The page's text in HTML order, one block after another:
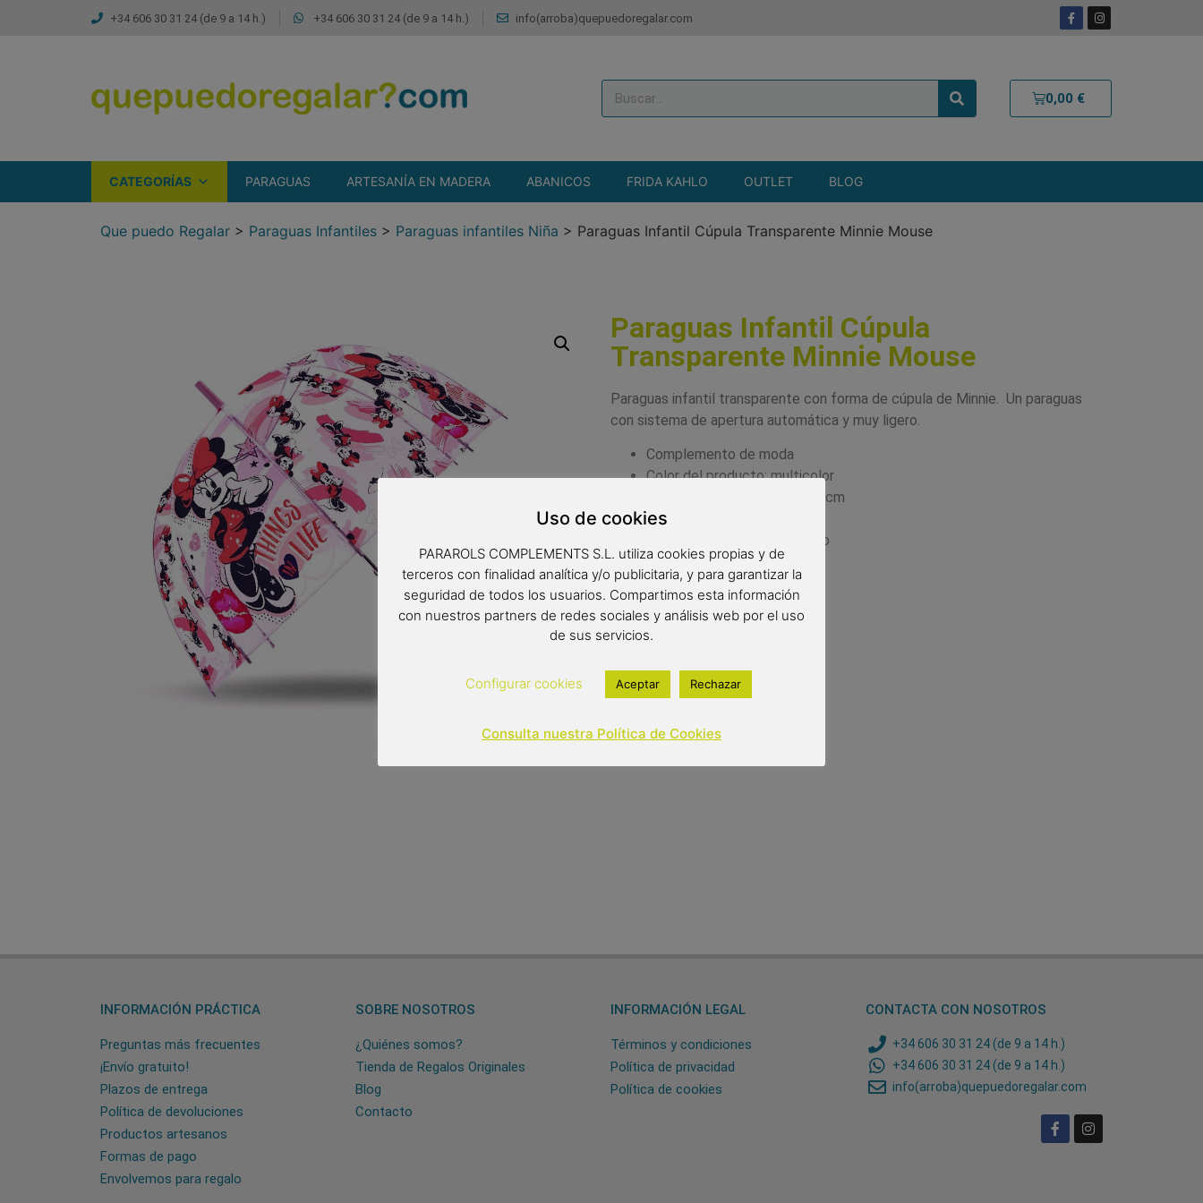
+34 606 30 31 24 (de 9 a 14 h.) +34 606 30 31 24 (de 9 a 14 h.) info(arroba)quepuedoregalar.com
0,00 €
CATEGORÍAS PARAGUAS ARTESANÍA EN MADERA ABANICOS FRIDA KAHLO OUTLET BLOG
Que puedo Regalar > Paraguas Infantiles > Paraguas infantiles Niña > Paraguas Infantil Cúpula Transparente Minnie Mouse
Paraguas Infantil Cúpula
Transparente Minnie Mouse
Paraguas infantil transparente con forma de cúpula de Minnie. Un paraguas
con sistema de apertura automática y muy ligero.
Complemento de moda
Color del producto: multicolor
Paraguas de 8 varillas de 45 cm
Diámetro: 69 cm
Tipo de apertura: automático
15,00€ (IVA incluido)
Out of stock
INFORMACIÓN PRÁCTICA
Preguntas más frecuentes
¡Envío gratuito!
Plazos de entrega
Política de devoluciones
Productos artesanos
Formas de pago
Envolvemos para regalo
SOBRE NOSOTROS
¿Quiénes somos?
Tienda de Regalos Originales
Blog
Contacto
INFORMACIÓN LEGAL
Términos y condiciones
Política de privacidad
Política de cookies
CONTACTA CON NOSOTROS
+34 606 30 31 24 (de 9 a 14 h.)
+34 606 30 31 24 (de 9 a 14 h.)
info(arroba)quepuedoregalar.com
Uso de cookies
PARAROLS COMPLEMENTS S.L. utiliza cookies propias y de
terceros con finalidad analítica y/o publicitaria, y para garantizar la
seguridad de todos los usuarios. Compartimos esta información
con nuestros partners de redes sociales y análisis web por el uso
de sus servicios.
Configurar cookies Aceptar Rechazar
Consulta nuestra Política de Cookies